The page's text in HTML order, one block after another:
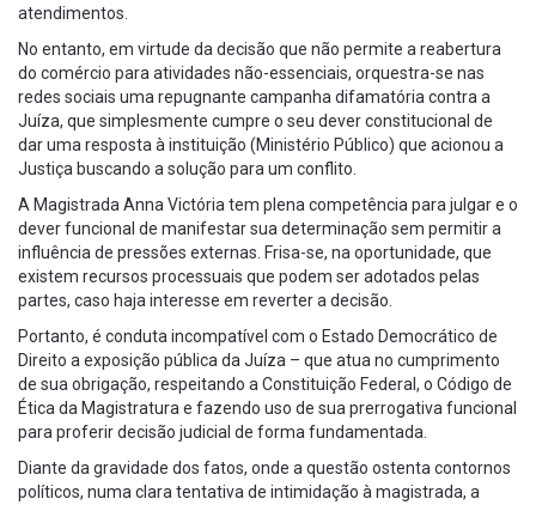
atendimentos.
No entanto, em virtude da decisão que não permite a reabertura
do comércio para atividades não-essenciais, orquestra-se nas
redes sociais uma repugnante campanha difamatória contra a
Juíza, que simplesmente cumpre o seu dever constitucional de
dar uma resposta à instituição (Ministério Público) que acionou a
Justiça buscando a solução para um conflito.
A Magistrada Anna Victória tem plena competência para julgar e o
dever funcional de manifestar sua determinação sem permitir a
influência de pressões externas. Frisa-se, na oportunidade, que
existem recursos processuais que podem ser adotados pelas
partes, caso haja interesse em reverter a decisão.
Portanto, é conduta incompatível com o Estado Democrático de
Direito a exposição pública da Juíza – que atua no cumprimento
de sua obrigação, respeitando a Constituição Federal, o Código de
Ética da Magistratura e fazendo uso de sua prerrogativa funcional
para proferir decisão judicial de forma fundamentada.
Diante da gravidade dos fatos, onde a questão ostenta contornos
políticos, numa clara tentativa de intimidação à magistrada, a